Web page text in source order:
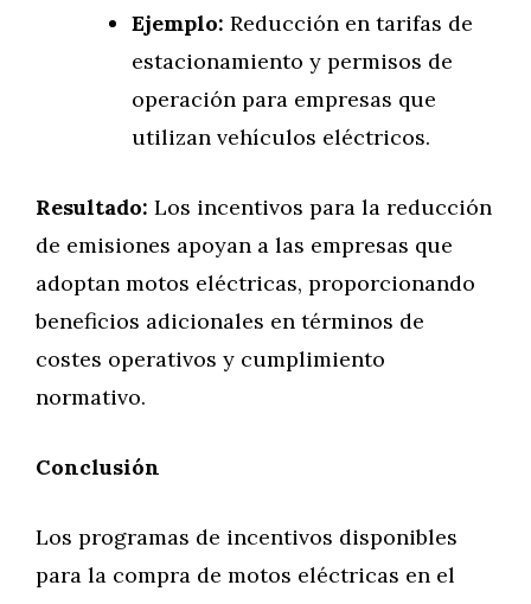
Ejemplo: Reducción en tarifas de
estacionamiento y permisos de
operación para empresas que
utilizan vehículos eléctricos.
Resultado: Los incentivos para la reducción
de emisiones apoyan a las empresas que
adoptan motos eléctricas, proporcionando
beneficios adicionales en términos de
costes operativos y cumplimiento
normativo.
Conclusión
Los programas de incentivos disponibles
para la compra de motos eléctricas en el